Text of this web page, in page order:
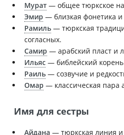
Мурат — общее тюркское
Эмир — близкая фонетика
Рамиль — тюркская
согласных.
Самир — арабский пласт и
Ильяс — библейский
Раиль — созвучие и
Омар — классическая пара
Имя для сестры
Айдана — тюркская линия и